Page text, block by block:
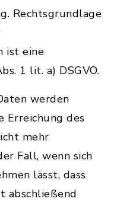
Rechtsgrundlage
ist eine
1 lit. a) DSGVO.
werden
Erreichung des
mehr
Fall, wenn sich
lässt, dass
abschließend